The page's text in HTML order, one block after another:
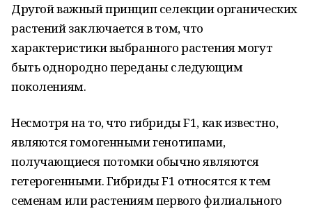
Другой важный принцип селекции органических
растений заключается в том, что
характеристики выбранного растения могут
быть однородно переданы следующим
поколениям.
Несмотря на то, что гибриды F1, как известно,
являются гомогенными генотипами,
получающиеся потомки обычно являются
гетерогенными. Гибриды F1 относятся к тем
семенам или растениям первого филиального